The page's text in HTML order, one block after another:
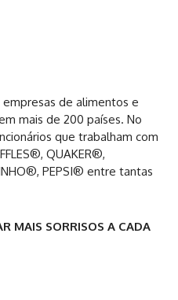
empresas de alimentos e
mais de 200 países. No
que trabalham com
QUAKER®,
PEPSI® entre tantas
MAIS SORRISOS A CADA